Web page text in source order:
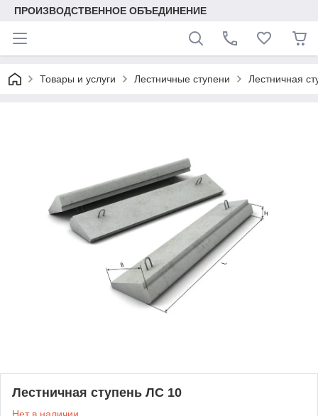
ПРОИЗВОДСТВЕННОЕ ОБЪЕДИНЕНИЕ
Товары и услуги Лестничные ступени Лестничная
Лестничная ступень ЛС 10
Нет в наличии